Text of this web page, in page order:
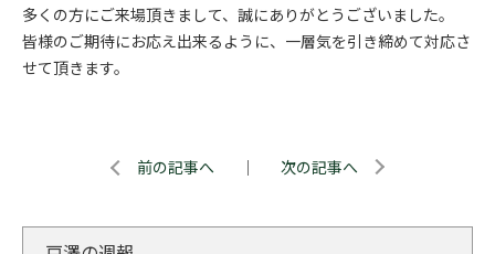
多くの方にご来場頂きまして、誠にありがとうございました。
皆様のご期待にお応え出来るように、一層気を引き締めて対応さ
せて頂きます。
前の記事へ ｜ 次の記事へ